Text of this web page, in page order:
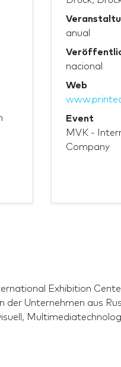
anual
nacional
Web
Event
MVK -
Company
Exhibition
der Unternehmen aus